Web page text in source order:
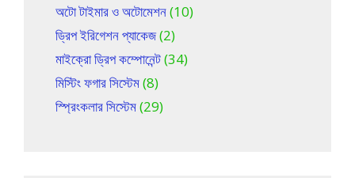
অটো টাইমার ও অটোমেশন(10)
ড্রিপ ইরিগেশন প্যাকেজ(2)
মাইক্রো ড্রিপ কম্পোনেন্ট(34)
মিস্টিং ফগার সিস্টেম(8)
স্প্রিংকলার সিস্টেম(29)